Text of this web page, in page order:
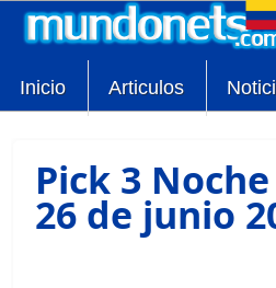
Inicio Articulos
Pick 3
26 de junio